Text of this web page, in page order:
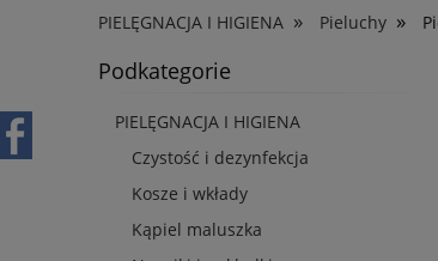
ARTYKUŁY DLA ZWIERZĄT
PIELĘGNACJA I HIGIENA » Pieluchy »
Podkategorie
PIELĘGNACJA I HIGIENA
Czystość i dezynfekcja
Kosze i wkłady
Kąpiel maluszka